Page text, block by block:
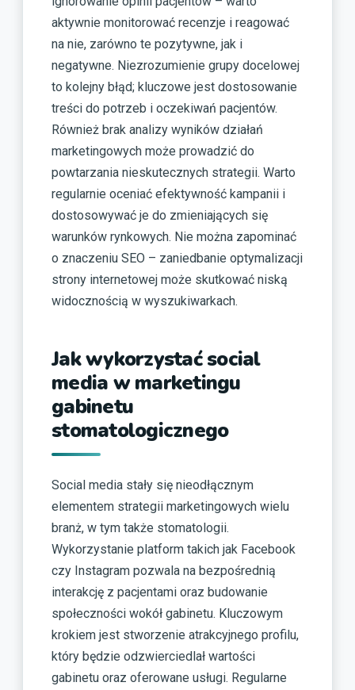
aktywnie monitorować recenzje i reagować
na nie, zarówno te pozytywne, jak i
negatywne. Niezrozumienie grupy docelowej
to kolejny błąd; kluczowe jest dostosowanie
treści do potrzeb i oczekiwań pacjentów.
Również brak analizy wyników działań
marketingowych może prowadzić do
powtarzania nieskutecznych strategii. Warto
regularnie oceniać efektywność kampanii i
dostosowywać je do zmieniających się
warunków rynkowych. Nie można zapominać
o znaczeniu SEO – zaniedbanie optymalizacji
strony internetowej może skutkować niską
widocznością w wyszukiwarkach.
Jak wykorzystać social
media w marketingu
gabinetu
stomatologicznego
Social media stały się nieodłącznym
elementem strategii marketingowych wielu
branż, w tym także stomatologii.
Wykorzystanie platform takich jak Facebook
czy Instagram pozwala na bezpośrednią
interakcję z pacjentami oraz budowanie
społeczności wokół gabinetu. Kluczowym
krokiem jest stworzenie atrakcyjnego profilu,
który będzie odzwierciedlał wartości
gabinetu oraz oferowane usługi. Regularne